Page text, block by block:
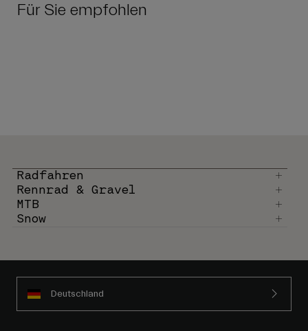
Für Sie empfohlen
Radfahren
Rennrad & Gravel
MTB
Snow
Deutschland